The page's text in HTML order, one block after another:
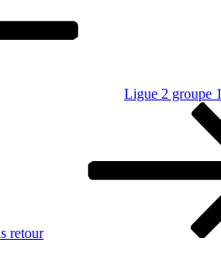
Ligue 2 groupe 1
retour